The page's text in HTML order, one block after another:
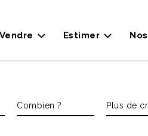
Vendre Estimer